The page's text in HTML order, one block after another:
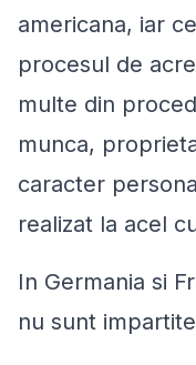
americana, iar
procesul de
multe din
munca,
caracter
realizat la acel
In Germania si
nu sunt